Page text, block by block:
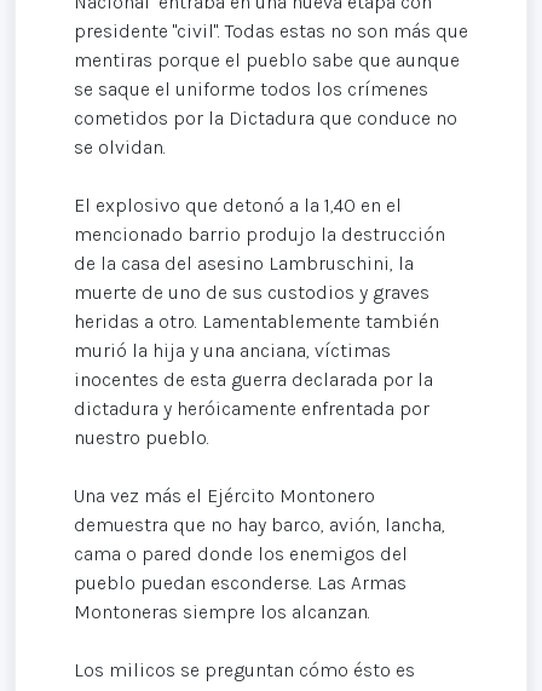
presidente "civil". Todas estas no son más que
mentiras porque el pueblo sabe que aunque
se saque el uniforme todos los crímenes
cometidos por la Dictadura que conduce no
se olvidan.
El explosivo que detonó a la 1,40 en el
mencionado barrio produjo la destrucción
de la casa del asesino Lambruschini, la
muerte de uno de sus custodios y graves
heridas a otro. Lamentablemente también
murió la hija y una anciana, víctimas
inocentes de esta guerra declarada por la
dictadura y heróicamente enfrentada por
nuestro pueblo.
Una vez más el Ejército Montonero
demuestra que no hay barco, avión, lancha,
cama o pared donde los enemigos del
pueblo puedan esconderse. Las Armas
Montoneras siempre los alcanzan.
Los milicos se preguntan cómo ésto es